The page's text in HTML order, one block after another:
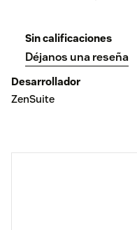
Sin calificaciones
Déjanos una reseña
Desarrollador
ZenSuite